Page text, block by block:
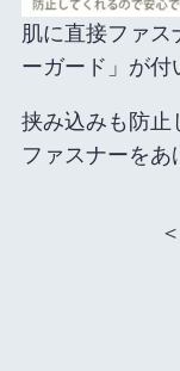
肌に直接ファ
ーガード」が付
挟み込みも防止
ファスナーをあ